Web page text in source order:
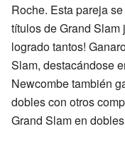
Roche. Esta pareja
títulos de Grand Slam
logrado tantos!
Slam, destacándose
Newcombe también
dobles con otros
Grand Slam en